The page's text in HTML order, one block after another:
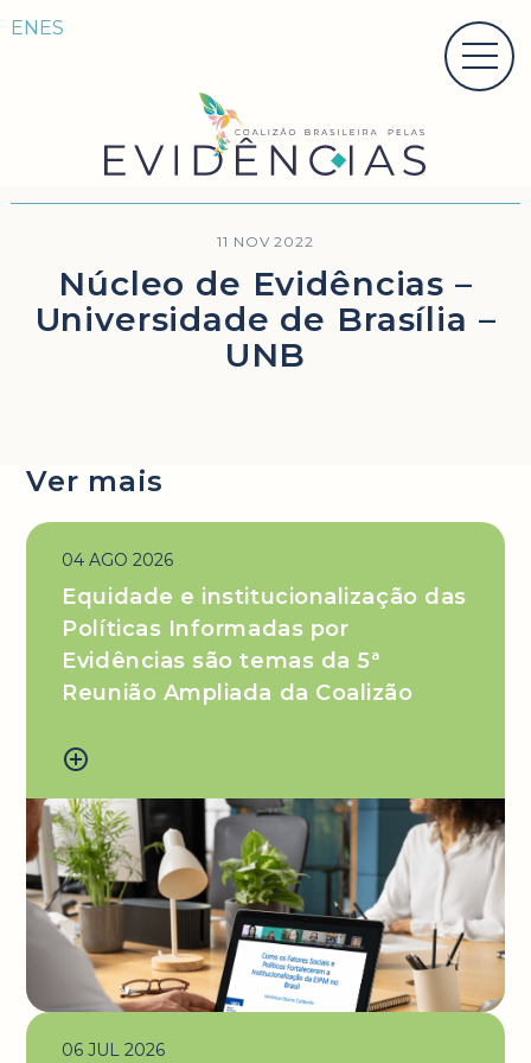
ENES
11 NOV 2022
Núcleo de Evidências –
Universidade de Brasília –
UNB
Ver mais
04 AGO 2026
Equidade e institucionalização das
Políticas Informadas por
Evidências são temas da 5ª
Reunião Ampliada da Coalizão
add_circle_outline
06 JUL 2026